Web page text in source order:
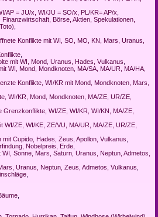
AP = JU/x, WI/JU = SO/x, PL/KR= AP/x
Börse, Aktien, Spekulationen,
Konflikte mit WI, SO, MO, KN, Mars, Uranus,
,
mit WI, Mond, Uranus, Hades, Vulkanus
WI, Mond, Mondknoten, MA/SA, MA/UR, MA/HA,
Konflikte, WI/KR mit Mond, Mondknoten, Mars,
WI/KR, Mond, Mondknoten, MA/ZE, UR/ZE,
Grenzkonflikte, WI/ZE, WI/KR, WI/KN, MA/ZE,
WI/ZE, WI/KE, ZE/VU, MA/UR, MA/ZE, UR/ZE,
Cupido, Hades, Zeus, Apollon, Vulkanus
Nobelpreis, Erde,
Sonne, Mars, Saturn, Uranus, Neptun, Admetos,
Uranus, Neptun, Zeus, Admetos, Vulkanus
,
,